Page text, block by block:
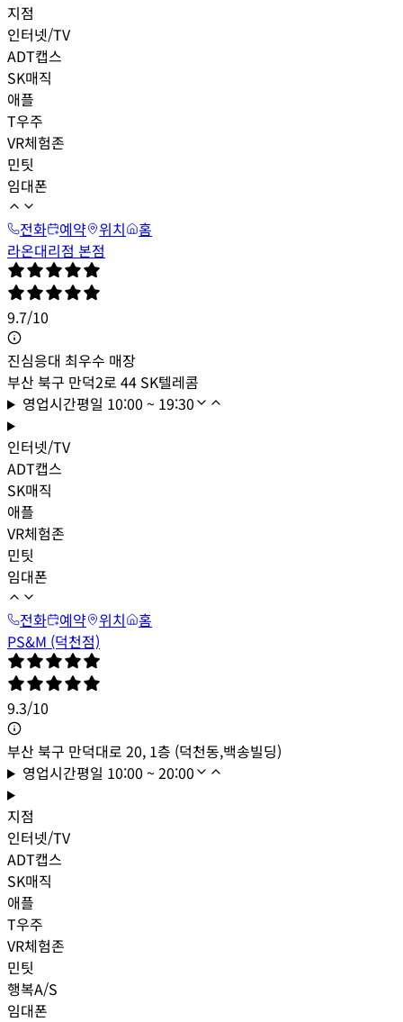
지점
인터넷/TV
ADT캡스
SK매직
애플
T우주
VR체험존
민팃
임대폰
전화
예약 위치
홈
라온대리점 본점
9.7/10
진심응대 최우수 매장
부산 북구 만덕2로 44 SK텔레콤
영업시간평일 10:00 ~ 19:30
인터넷/TV
ADT캡스
SK매직
애플
VR체험존
민팃
임대폰
전화
예약 위치
홈
PS&M (덕천점)
9.3/10
부산 북구 만덕대로 20, 1층 (덕천동,백송빌딩)
영업시간평일 10:00 ~ 20:00
지점
인터넷/TV
ADT캡스
SK매직
애플
T우주
VR체험존
민팃
행복A/S
임대폰